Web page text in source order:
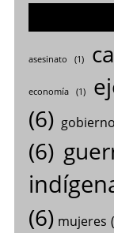
asesinato (1)
economía(1)
(6) gobierno
(6)
(6) mujeres